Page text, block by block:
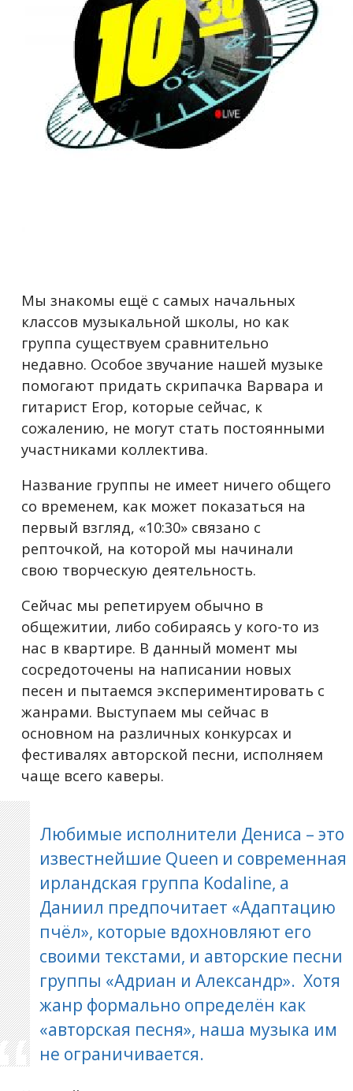
Мы знакомы ещё с самых начальных
классов музыкальной школы, но как
группа существуем сравнительно
недавно. Особое звучание нашей музыке
помогают придать скрипачка Варвара и
гитарист Егор, которые сейчас, к
сожалению, не могут стать постоянными
участниками коллектива.
Название группы не имеет ничего общего
со временем, как может показаться на
первый взгляд, «10:30» связано с
репточкой, на которой мы начинали
свою творческую деятельность.
Сейчас мы репетируем обычно в
общежитии, либо собираясь у кого-то из
нас в квартире. В данный момент мы
сосредоточены на написании новых
песен и пытаемся экспериментировать с
жанрами. Выступаем мы сейчас в
основном на различных конкурсах и
фестивалях авторской песни, исполняем
чаще всего каверы.
Любимые исполнители Дениса – это
известнейшие Queen и современная
ирландская группа Kodaline, а
Даниил предпочитает «Адаптацию
пчёл», которые вдохновляют его
своими текстами, и авторские песни
группы «Адриан и Александр». Хотя
жанр формально определён как
«авторская песня», наша музыка им
не ограничивается.